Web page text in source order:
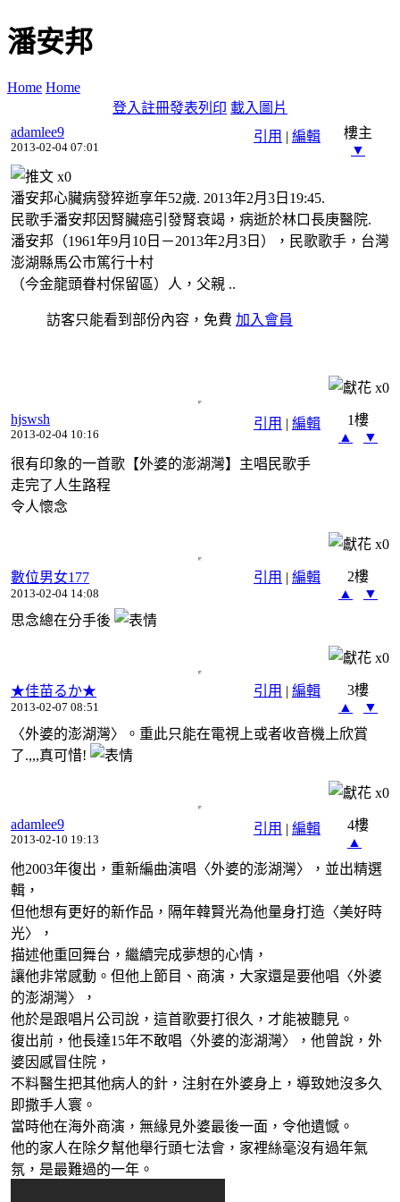
潘安邦
Home Home
登入註冊發表列印 載入圖片
引用 | 編輯
adamlee9
2013-02-04 07:01
樓主
▼
x0
潘安邦心臟病發猝逝享年52歲. 2013年2月3日19:45.
民歌手潘安邦因腎臟癌引發腎衰竭，病逝於林口長庚醫院.
潘安邦（1961年9月10日－2013年2月3日），民歌歌手，台灣
澎湖縣馬公市篤行十村
（今金龍頭眷村保留區）人，父親 ..
訪客只能看到部份內容，免費 加入會員
x0
引用 | 編輯
hjswsh
2013-02-04 10:16
1樓
▲
▼
很有印象的一首歌【外婆的澎湖灣】主唱民歌手
走完了人生路程
令人懷念
x0
引用 | 編輯
數位男女177
2013-02-04 14:08
2樓
▲
▼
思念總在分手後
x0
引用 | 編輯
★佳苗るか★
2013-02-07 08:51
3樓
▲
▼
〈外婆的澎湖灣〉。重此只能在電視上或者收音機上欣賞
了.,,,真可惜!
x0
引用 | 編輯
adamlee9
2013-02-10 19:13
4樓
▲
他2003年復出，重新編曲演唱〈外婆的澎湖灣〉，並出精選
輯，
但他想有更好的新作品，隔年韓賢光為他量身打造〈美好時
光〉，
描述他重回舞台，繼續完成夢想的心情，
讓他非常感動。但他上節目、商演，大家還是要他唱〈外婆
的澎湖灣〉，
他於是跟唱片公司說，這首歌要打很久，才能被聽見。
復出前，他長達15年不敢唱〈外婆的澎湖灣〉，他曾說，外
婆因感冒住院，
不料醫生把其他病人的針，注射在外婆身上，導致她沒多久
即撒手人寰。
當時他在海外商演，無緣見外婆最後一面，令他遺憾。
他的家人在除夕幫他舉行頭七法會，家裡絲毫沒有過年氣
氛，是最難過的一年。